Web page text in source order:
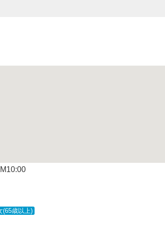
(65歳以上)